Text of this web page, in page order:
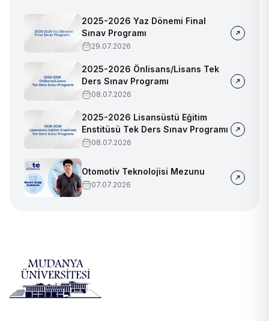
2025-2026 Yaz Dönemi Final
Sınav Programı
29.07.2026
2025-2026 Önlisans/Lisans Tek
Ders Sınav Programı
08.07.2026
2025-2026 Lisansüstü Eğitim
Enstitüsü Tek Ders Sınav Programı
08.07.2026
Otomotiv Teknolojisi Mezunu
07.07.2026